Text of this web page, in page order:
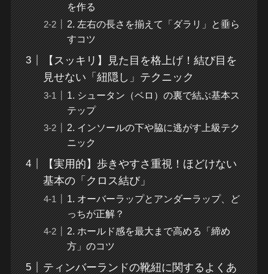
を作る
2. 左右の長さを揃えて「ダラリ」と垂ら
すコツ
【スッキリ】見た目を格上げ！結び目を
見せない「紐隠し」テクニック
1. シュータン（ベロ）の裏で結ぶ基本ス
テップ
2. インソールの下や脇に逃がす上級テク
ニック
【実用的】歩きやすさ重視！ほどけない
基本の「クロス結び」
1. オーバーラップとアンダーラップ、ど
っちが正解？
2. ホールド感を最大まで高める「締め
方」のコツ
ティンバーランドの靴紐に関するよくあ